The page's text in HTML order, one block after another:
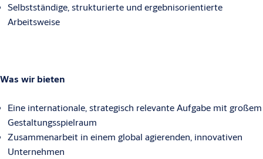
Selbstständige, strukturierte und ergebnisorientierte
Arbeitsweise
Was wir bieten
Eine internationale, strategisch relevante Aufgabe mit großem
Gestaltungsspielraum
Zusammenarbeit in einem global agierenden, innovativen
Unternehmen